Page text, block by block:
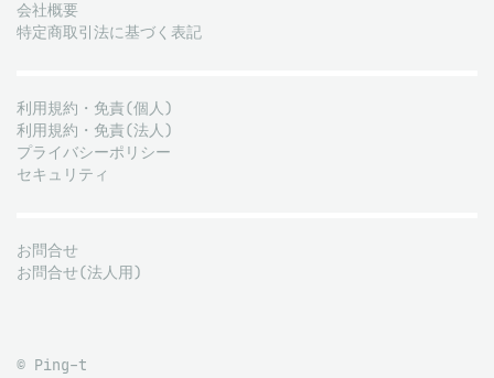
会社概要
特定商取引法に基づく表記
利用規約・免責(個人)
利用規約・免責(法人)
プライバシーポリシー
セキュリティ
お問合せ
お問合せ(法人用)
© Ping-t